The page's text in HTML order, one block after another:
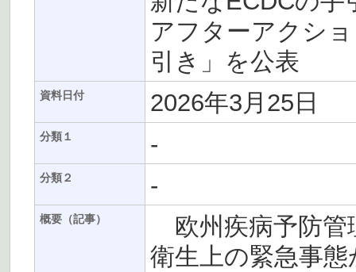
アフターアクシ
引き」を公表
資料日付 2026年3月25日
分類１ -
分類２ -
概要（記事）
欧州疾病予防管
衛生上の緊急事